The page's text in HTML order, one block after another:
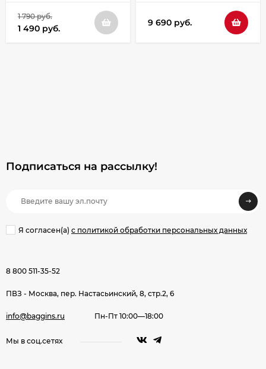
1 790 руб.
1 490 руб.
9 690 руб.
Подписаться на рассылкy!
Я согласен(a) с политикой обработки персональных данных
8 800 511-35-52
ПВЗ - Москва, пер. Настасьинский, 8, стр.2, 6
info@baggins.ru Пн-Пт 10:00—18:00
Мы в соц.сетях